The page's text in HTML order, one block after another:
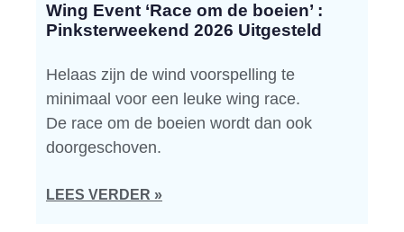
Wing Event ‘Race om de boeien’ :
Pinksterweekend 2026 Uitgesteld
Helaas zijn de wind voorspelling te
minimaal voor een leuke wing race.
De race om de boeien wordt dan ook
doorgeschoven.
LEES VERDER »